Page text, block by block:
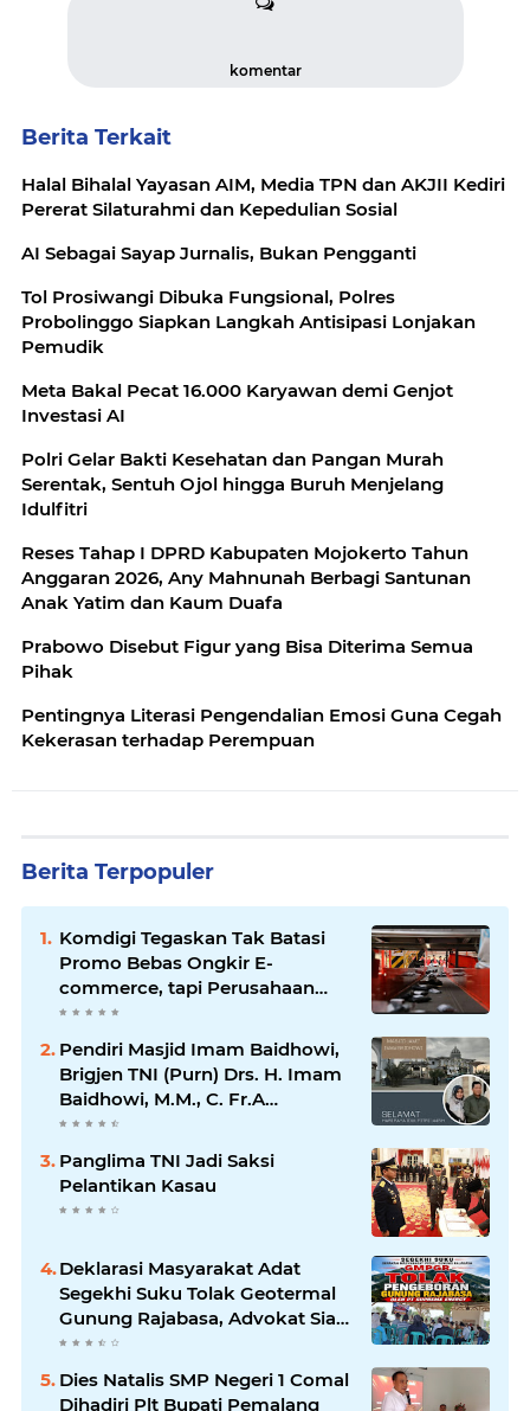
komentar
Berita Terkait
Halal Bihalal Yayasan AIM, Media TPN dan AKJII Kediri
Pererat Silaturahmi dan Kepedulian Sosial
AI Sebagai Sayap Jurnalis, Bukan Pengganti
Tol Prosiwangi Dibuka Fungsional, Polres
Probolinggo Siapkan Langkah Antisipasi Lonjakan
Pemudik
Meta Bakal Pecat 16.000 Karyawan demi Genjot
Investasi AI
Polri Gelar Bakti Kesehatan dan Pangan Murah
Serentak, Sentuh Ojol hingga Buruh Menjelang
Idulfitri
Reses Tahap I DPRD Kabupaten Mojokerto Tahun
Anggaran 2026, Any Mahnunah Berbagi Santunan
Anak Yatim dan Kaum Duafa
Prabowo Disebut Figur yang Bisa Diterima Semua
Pihak
Pentingnya Literasi Pengendalian Emosi Guna Cegah
Kekerasan terhadap Perempuan
Berita Terpopuler
Komdigi Tegaskan Tak Batasi
Promo Bebas Ongkir E-
commerce, tapi Perusahaan
Kurir
Pendiri Masjid Imam Baidhowi,
Brigjen TNI (Purn) Drs. H. Imam
Baidhowi, M.M., C. Fr.A
Mengucapkan Selamat Idul Fitri
1445 H
Panglima TNI Jadi Saksi
Pelantikan Kasau
Deklarasi Masyarakat Adat
Segekhi Suku Tolak Geotermal
Gunung Rajabasa, Advokat Siap
Kawal Secara Hukum
Dies Natalis SMP Negeri 1 Comal
Dihadiri Plt Bupati Pemalang